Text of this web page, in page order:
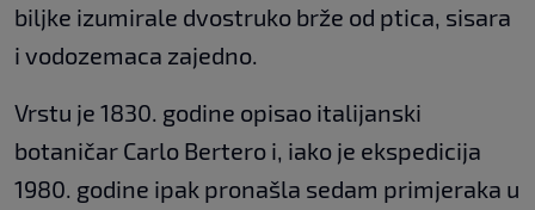
biljke izumirale dvostruko brže od ptica, sisara
i vodozemaca zajedno.
Vrstu je 1830. godine opisao italijanski
botaničar Carlo Bertero i, iako je ekspedicija
1980. godine ipak pronašla sedam primjeraka u